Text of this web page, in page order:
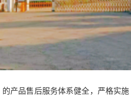
产品售后服务体系健全，严格实